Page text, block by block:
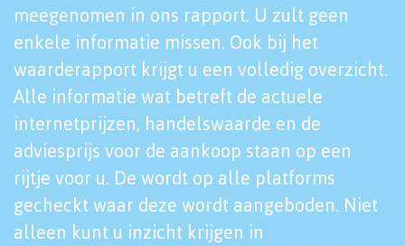
meegenomen in ons rapport. U zult geen
enkele informatie missen. Ook bij het
waarderapport krijgt u een volledig overzicht.
Alle informatie wat betreft de actuele
internetprijzen, handelswaarde en de
adviesprijs voor de aankoop staan op een
rijtje voor u. De wordt op alle platforms
gecheckt waar deze wordt aangeboden. Niet
alleen kunt u inzicht krijgen in